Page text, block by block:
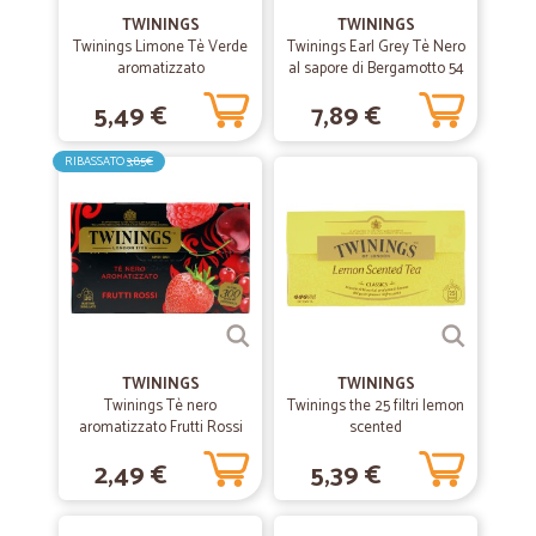
10/07/2020
Manuela P.
Ottima esperienza...cura…
Ottima esperienza...cura nell'imballaggio..cortesia e precisione.
—Elena B.
materiale di buona qualità
materiale di buona qualità, consegna puntuale
—Gioia C.
SERIZIO PRECISO E PUNTUALE
SERIZIO PRECISO E PUNTUALE, GRAZIE!
TWININGS
Twinings Limone Tè Verde
aromatizzato
Antiossidante e Supporto
Metabolismo 20 filtri The
5,49 €
TWININGS
Twinings Earl Grey Tè Nero
al sapore di Bergamotto 54
filtri The 108 g
7,89 €
RIBASSATO3,85€
TWININGS
Twinings Tè nero
aromatizzato Frutti Rossi
2,49 €
TWININGS
Twinings the 25 filtri lemon
scented
5,39 €